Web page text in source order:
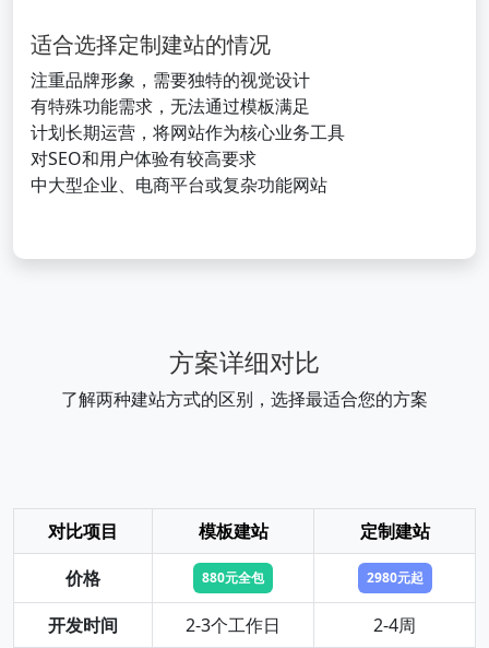
适合选择定制建站的情况
注重品牌形象，需要独特的视觉设计
有特殊功能需求，无法通过模板满足
计划长期运营，将网站作为核心业务工具
对SEO和用户体验有较高要求
中大型企业、电商平台或复杂功能网站
方案详细对比
了解两种建站方式的区别，选择最适合您的方案
对比项目 模板建站
定制建站
价格
880元全包 2980元起
开发时间 2-3个工作日
2-4周